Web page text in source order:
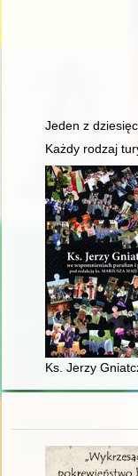
Jeden z
Każdy rodzaj
Ks. Jerzy